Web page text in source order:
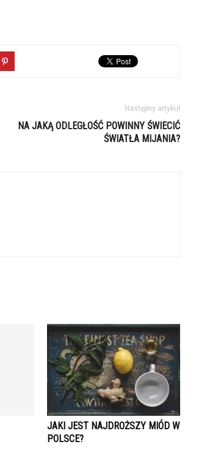
Następny artykuł
NA JAKĄ ODLEGŁOŚĆ POWINNY ŚWIECIĆ
ŚWIATŁA MIJANIA?
JAKI JEST NAJDROŻSZY MIÓD W
POLSCE?